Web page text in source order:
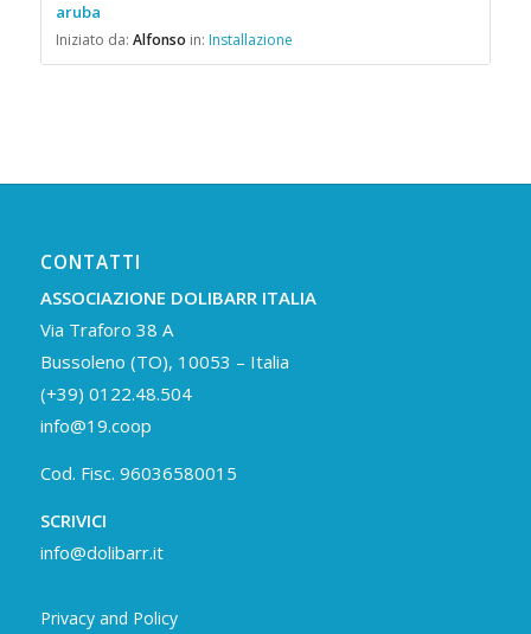
aruba
Iniziato da: Alfonso in: Installazione
CONTATTI
ASSOCIAZIONE DOLIBARR ITALIA
Via Traforo 38 A
Bussoleno (TO), 10053 – Italia
(+39) 0122.48.504
info@19.coop
Cod. Fisc. 96036580015
SCRIVICI
info@dolibarr.it
Privacy and Policy